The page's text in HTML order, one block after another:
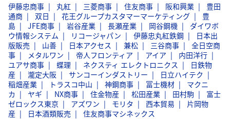
伊藤忠商事 丸紅 三菱商事 住友商事 阪和興業
豊田
通商
双日 花王グループカスタマーマーケティング
豊
島
JFE商事 岩谷産業 長瀬産業 岡谷鋼機
ダイワボ
ウ情報システム
リコージャパン 伊藤忠丸紅鉄鋼
日本出
版販売
山善 日本アクセス 兼松 三谷商事
全日空商
事
メタルワン 帝人フロンティア アイア
内田洋行
ユアサ商事
蝶理 ネクスティ エレクトロニクス
日鉄物
産
瀧定大阪 サンコーインダストリー
日立ハイテク
稲畑産業
トラスコ中山 神鋼商事 冨士機材
マクニ
カ
ヤギ NX商事 住金物産 松田産業 田村駒
富士
ゼロックス東京
アズワン モリタ 西本貿易
片岡物
産
日本酒類販売 住友商事マシネックス